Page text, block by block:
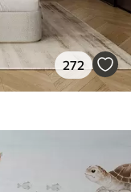
272